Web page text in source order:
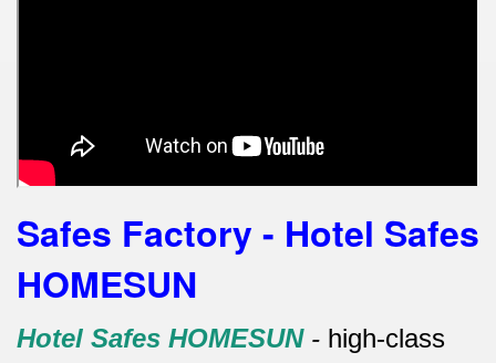
Safes Factory - Hotel Safes
HOMESUN
Hotel Safes HOMESUN- high-class